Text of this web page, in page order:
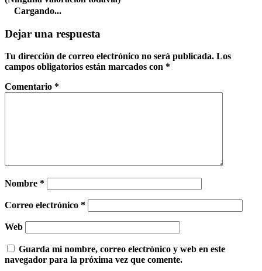
Cargando...
Dejar una respuesta
Tu dirección de correo electrónico no será publicada. Los
campos obligatorios están marcados con *
Comentario *
Nombre *
Correo electrónico *
Web
Guarda mi nombre, correo electrónico y web en este
navegador para la próxima vez que comente.